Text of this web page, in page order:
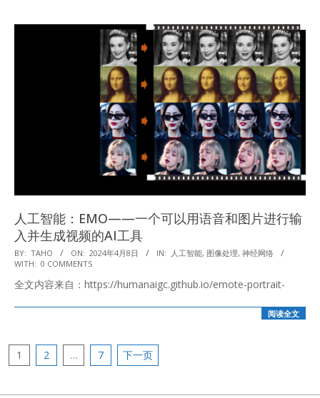
人工智能：EMO——一个可以用语音和图片进行输
入并生成视频的AI工具
2024-
04-
08
BY: TAHO ON: 2024年4月8日 IN: 人工智能, 图像处理, 神经网络
WITH: 0 COMMENTS
全文内容来自：https://humanaigc.github.io/emote-portrait-
阅读全文
文1 2 … 7 下一页